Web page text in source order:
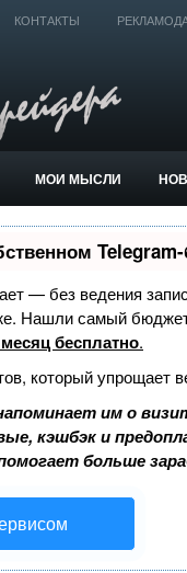
КОНТАКТЫ
МОИ МЫСЛИ
— без ведения
Нашли самый
бесплатно.
который упрощает
им о
кэшбэк и
больше